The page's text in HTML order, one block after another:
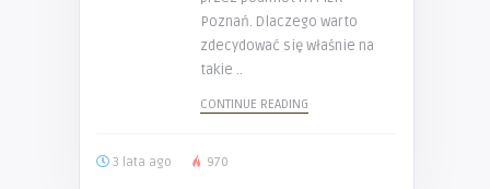
Poznań. Dlaczego warto
zdecydować się właśnie na
takie ..
CONTINUE READING
3 lata ago 970